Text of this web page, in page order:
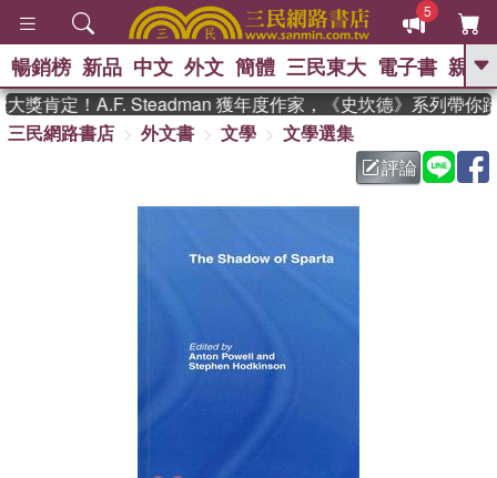
5
GO
熱搜： 東野圭吾 、
父親節 、 如果歷
暑期推薦 、 國際布克
獎 臺灣漫遊錄 、 方念華
偉大的迷走神經
暢銷榜 新品 中文 外文 簡體 三民東大 電子書 親子
獎肯定！A.F. Steadman 獲年度作家，《史坎德》系列帶你踏
三民網路書店
外文書 文學
文學選集
評論